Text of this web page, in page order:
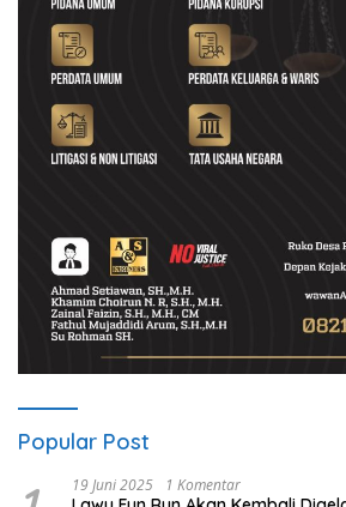
Popular Post
19 Juni 2025 1 Komentar